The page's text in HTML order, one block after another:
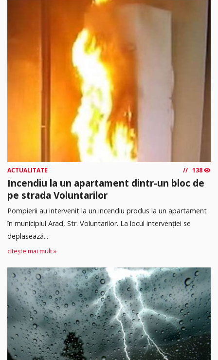
ACTUALITATE 138
Incendiu la un apartament dintr-un bloc de
pe strada Voluntarilor
Pompierii au intervenit la un incendiu produs la un apartament
în municipiul Arad, Str. Voluntarilor. La locul intervenției se
deplasează...
citește mai mult »